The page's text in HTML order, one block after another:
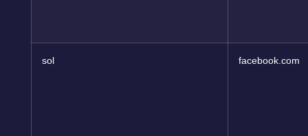
sol facebook.com